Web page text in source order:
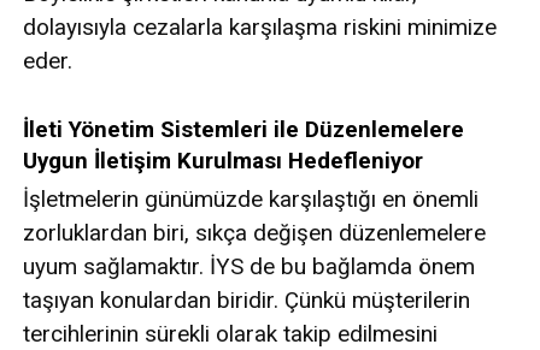
dolayısıyla cezalarla karşılaşma riskini minimize
eder.
İleti Yönetim Sistemleri ile Düzenlemelere
Uygun İletişim Kurulması Hedefleniyor
İşletmelerin günümüzde karşılaştığı en önemli
zorluklardan biri, sıkça değişen düzenlemelere
uyum sağlamaktır. İYS de bu bağlamda önem
taşıyan konulardan biridir. Çünkü müşterilerin
tercihlerinin sürekli olarak takip edilmesini